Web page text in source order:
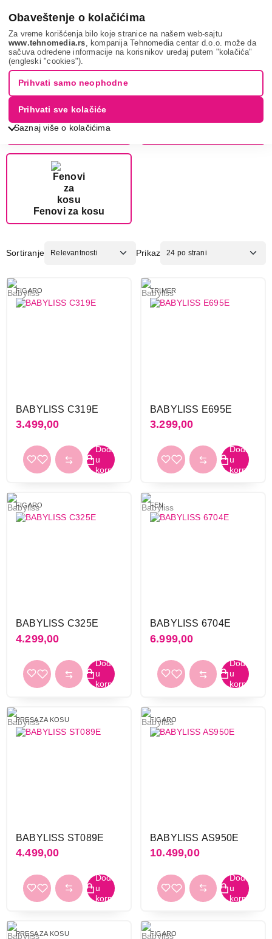
Obaveštenje o kolačićima
Za vreme korišćenja bilo koje stranice na našem web-sajtu
www.tehnomedia.rs , kompanija Tehnomedia centar d.o.o. može da
sačuva određene informacije na korisnikov uređaj putem "kolačića"
(engleski "cookies").
Saznaj više o kolačićima
Prihvati samo neophodne
Prihvati sve kolačiće
Babyliss
Ženska nega
Fenovi za kosu
Sortiranje Prikaz
FIGARO
BABYLISS C319E
3.499,00
TRIMER
BABYLISS E695E
3.299,00
FIGARO
BABYLISS C325E
4.299,00
FEN
BABYLISS 6704E
6.999,00
PRESA ZA KOSU
BABYLISS ST089E
4.499,00
FIGARO
BABYLISS AS950E
10.499,00
PRESA ZA KOSU FIGARO